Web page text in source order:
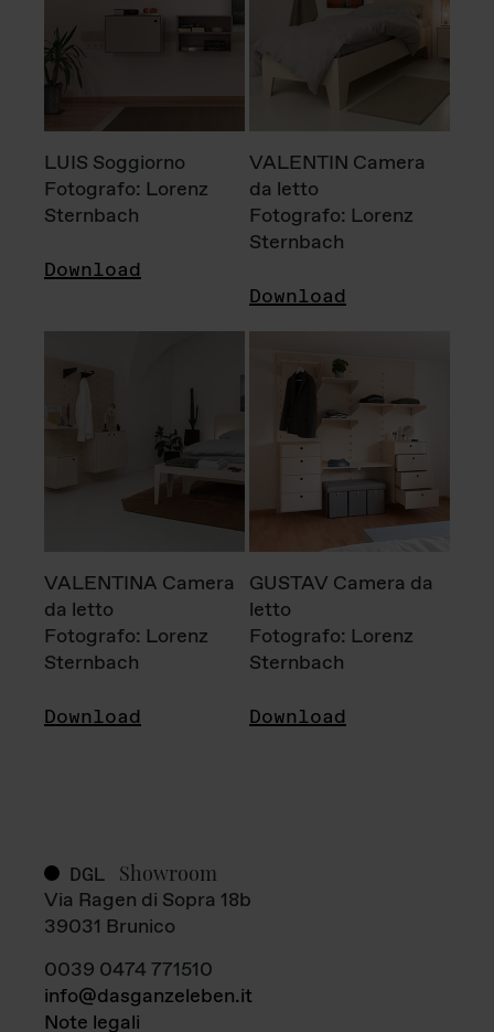
LUIS Soggiorno
Fotografo: Lorenz
Sternbach
Download
VALENTIN Camera
da letto
Fotografo: Lorenz
Sternbach
Download
VALENTINA Camera
da letto
Fotografo: Lorenz
Sternbach
Download
GUSTAV Camera da
letto
Fotografo: Lorenz
Sternbach
Download
DGL Showroom
Via Ragen di Sopra 18b
39031 Brunico
0039 0474 771510
info@dasganzeleben.it
Note legali